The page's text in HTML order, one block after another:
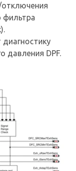
фильтра
давления DPF.